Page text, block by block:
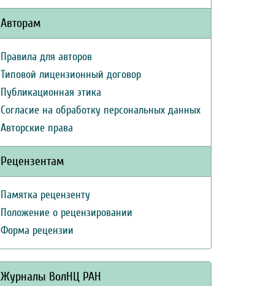
Авторам
Правила для авторов
Типовой лицензионный договор
Публикационная этика
Согласие на обработку персональных данных
Авторские права
Рецензентам
Памятка рецензенту
Положение о рецензировании
Форма рецензии
Журналы ВолНЦ РАН